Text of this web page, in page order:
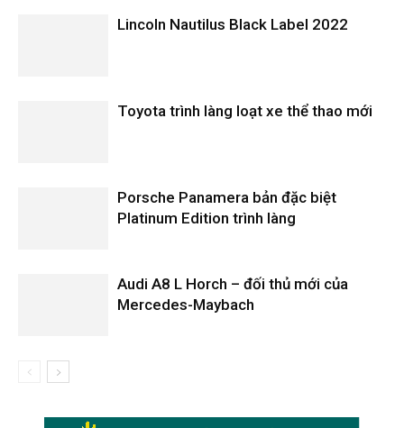
Lincoln Nautilus Black Label 2022
Toyota trình làng loạt xe thể thao mới
Porsche Panamera bản đặc biệt
Platinum Edition trình làng
Audi A8 L Horch – đối thủ mới của
Mercedes-Maybach